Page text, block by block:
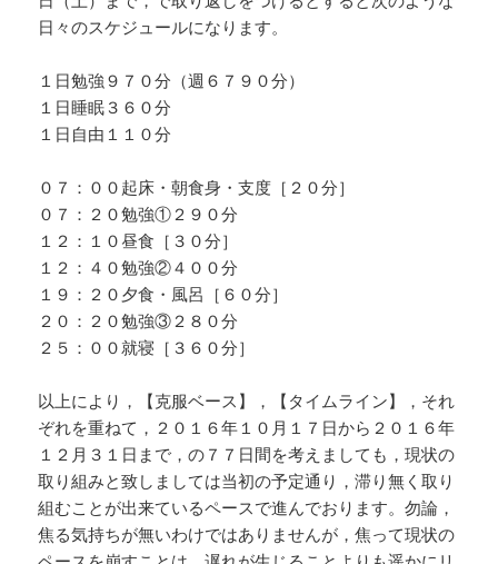
日々のスケジュールになります。
１日勉強９７０分（週６７９０分）
１日睡眠３６０分
１日自由１１０分
０７：００起床・朝食身・支度［２０分］
０７：２０勉強①２９０分
１２：１０昼食［３０分］
１２：４０勉強②４００分
１９：２０夕食・風呂［６０分］
２０：２０勉強③２８０分
２５：００就寝［３６０分］
以上により，【克服ベース】，【タイムライン】，それ
ぞれを重ねて，２０１６年１０月１７日から２０１６年
１２月３１日まで，の７７日間を考えましても，現状の
取り組みと致しましては当初の予定通り，滞り無く取り
組むことが出来ているペースで進んでおります。勿論，
焦る気持ちが無いわけではありませんが，焦って現状の